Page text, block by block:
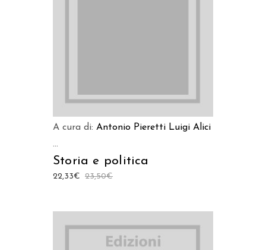
A cura di: Antonio Pieretti Luigi Alici
...
Storia e politica
23,50€
22,33€